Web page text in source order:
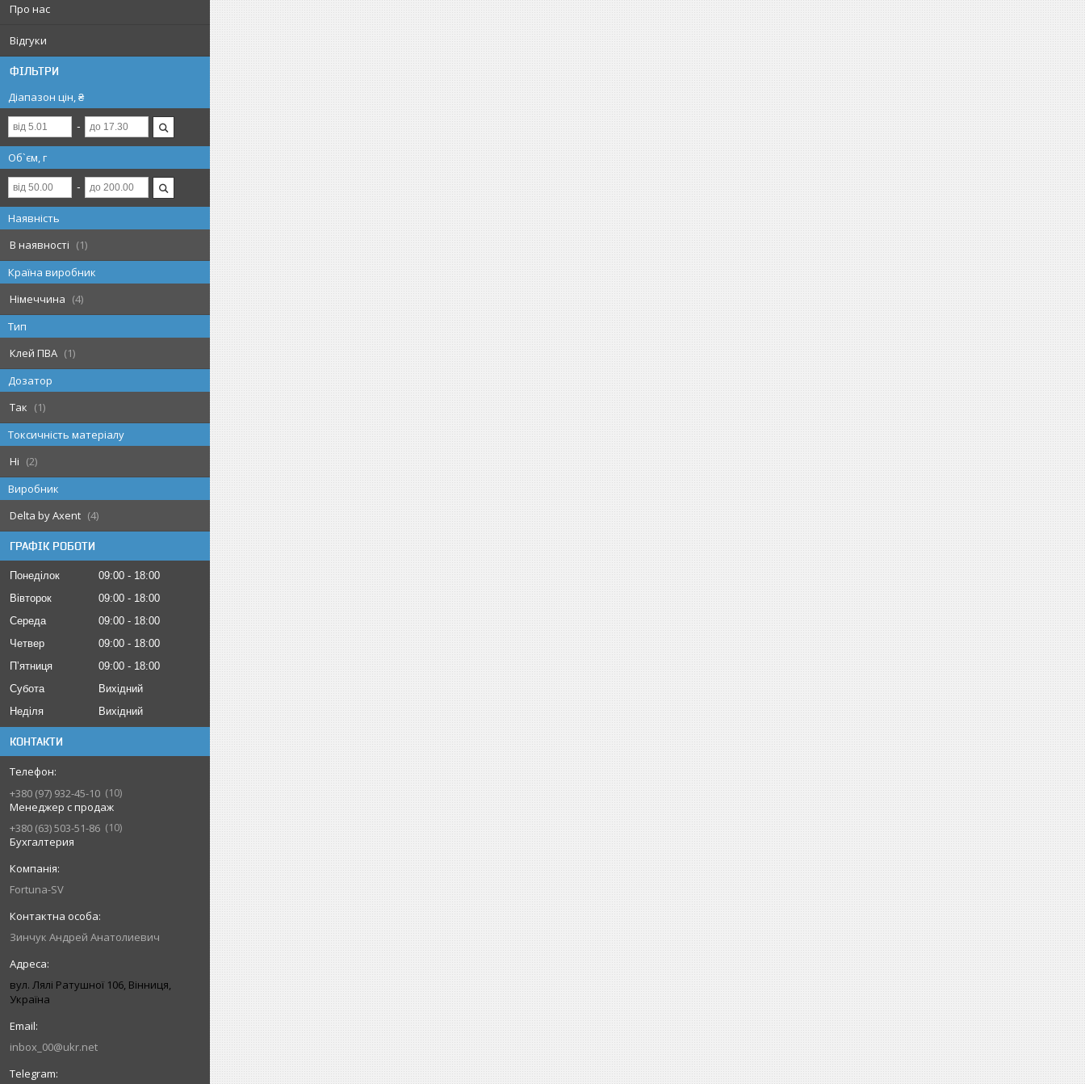
Про нас
Відгуки
ФІЛЬТРИ
Діапазон цін, ₴
Об`єм, г
Наявність
В наявності
1
Країна виробник
Німеччина
4
Тип
Клей ПВА
1
Дозатор
Так
1
Токсичність матеріалу
Ні
2
Виробник
Delta by Axent
4
ГРАФІК РОБОТИ
Понеділок 09:00
18:00
Вівторок
09:00
18:00
Середа
09:00
18:00
Четвер
09:00
18:00
Пʼятниця
09:00
18:00
Субота
Вихідний
Неділя
Вихідний
КОНТАКТИ
+380 (97) 932-45-10
10
Менеджер с продаж
+380 (63) 503-51-86
10
Бухгалтерия
Fortuna-SV
Зинчук Андрей Анатолиевич
вул. Лялі Ратушної 106, Вінниця,
Україна
inbox_00@ukr.net